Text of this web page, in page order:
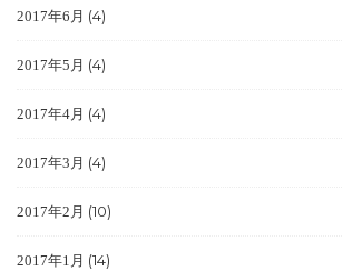
2017年6月 (4)
2017年5月 (4)
2017年4月 (4)
2017年3月 (4)
2017年2月 (10)
2017年1月 (14)